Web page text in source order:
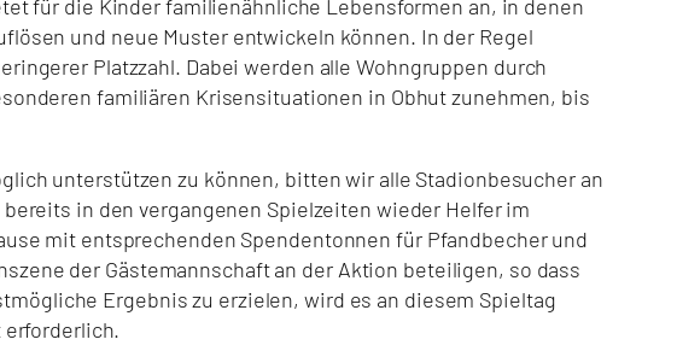
für die Kinder familienähnliche Lebensformen an, in denen
und neue Muster entwickeln können. In der Regel
Platzzahl. Dabei werden alle Wohngruppen durch
familiären Krisensituationen in Obhut zunehmen, bis
unterstützen zu können, bitten wir alle Stadionbesucher an
in den vergangenen Spielzeiten wieder Helfer im
mit entsprechenden Spendentonnen für Pfandbecher und
der Gästemannschaft an der Aktion beteiligen, so dass
Ergebnis zu erzielen, wird es an diesem Spieltag
erforderlich.